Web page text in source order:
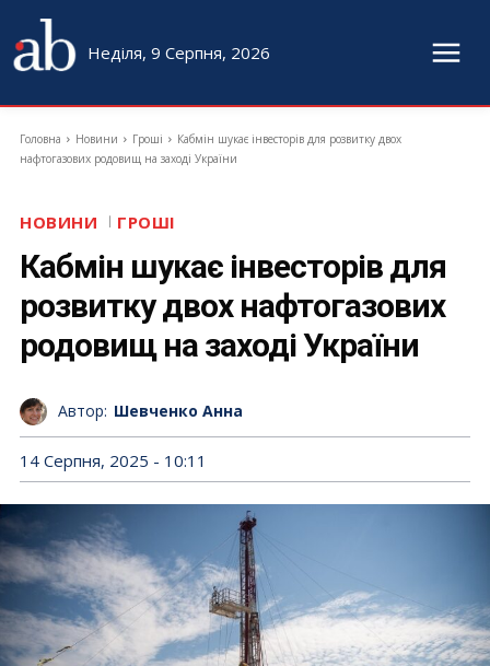
Неділя, 9 Серпня, 2026
Головна Новини Гроші
Кабмін шукає інвесторів для розвитку двох
нафтогазових родовищ на заході України
НОВИНИ ГРОШІ
Кабмін шукає інвесторів для
розвитку двох нафтогазових
родовищ на заході України
Автор: Шевченко Анна
14 Серпня, 2025 - 10:11